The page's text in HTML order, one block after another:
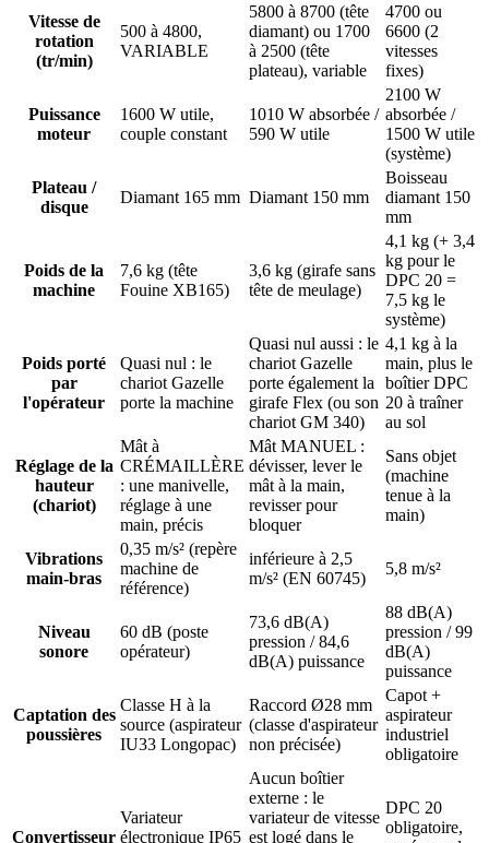
Vitesse de
rotation
(tr/min)
500 à 4800,
VARIABLE
5800 à 8700 (tête
diamant) ou 1700
à 2500 (tête
plateau), variable
4700 ou
6600 (2
vitesses
fixes)
Puissance
moteur
1600 W utile,
couple constant
1010 W absorbée /
590 W utile
2100 W
absorbée /
1500 W utile
(système)
Plateau /
disque
Diamant 165 mm Diamant 150 mm
Boisseau
diamant 150
mm
Poids de la
machine
7,6 kg (tête
Fouine XB165)
3,6 kg (girafe sans
tête de meulage)
4,1 kg (+ 3,4
kg pour le
DPC 20 =
7,5 kg le
système)
Poids porté
par
l'opérateur
Quasi nul : le
chariot Gazelle
porte la machine
Quasi nul aussi : le
chariot Gazelle
porte également la
girafe Flex (ou son
chariot GM 340)
4,1 kg à la
main, plus le
boîtier DPC
20 à traîner
au sol
Réglage de la
hauteur
(chariot)
Mât à
CRÉMAILLÈRE
: une manivelle,
réglage à une
main, précis
Mât MANUEL :
dévisser, lever le
mât à la main,
revisser pour
bloquer
Sans objet
(machine
tenue à la
main)
Vibrations
main-bras
0,35 m/s² (repère
machine de
référence)
inférieure à 2,5
m/s² (EN 60745)
5,8 m/s²
Niveau
sonore
60 dB (poste
opérateur)
73,6 dB(A)
pression / 84,6
dB(A) puissance
88 dB(A)
pression / 99
dB(A)
puissance
Captation des
poussières
Classe H à la
source (aspirateur
IU33 Longopac)
Raccord Ø28 mm
(classe d'aspirateur
non précisée)
Capot +
aspirateur
industriel
obligatoire
Convertisseur
Variateur
électronique IP65
Aucun boîtier
externe : le
variateur de vitesse
est logé dans le
DPC 20
obligatoire,